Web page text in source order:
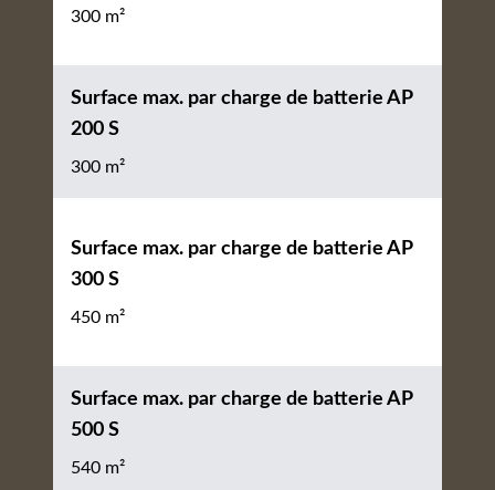
300 m²
Surface max. par charge de batterie AP
200 S
300 m²
Surface max. par charge de batterie AP
300 S
450 m²
Surface max. par charge de batterie AP
500 S
540 m²